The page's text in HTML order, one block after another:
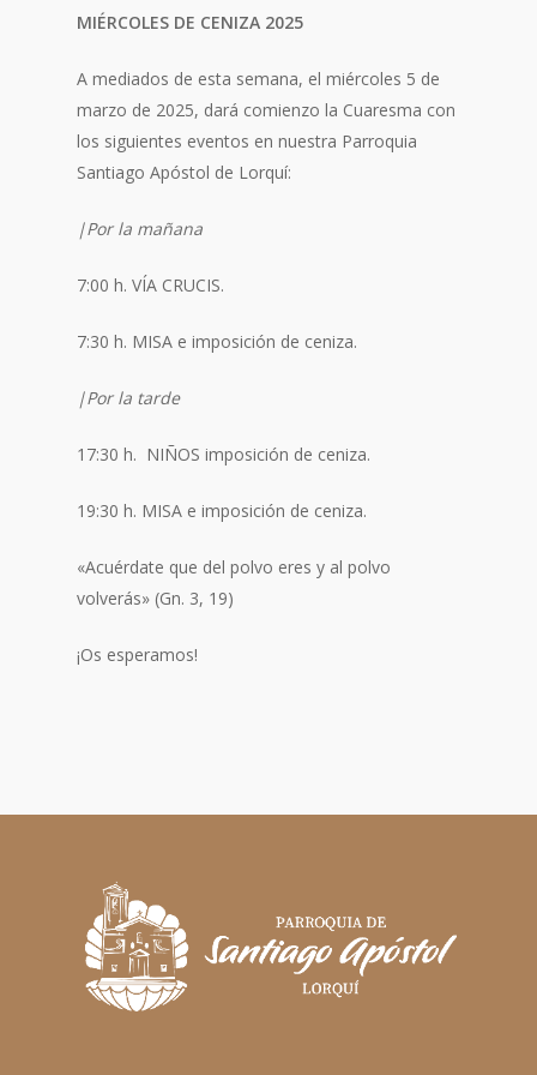
MIÉRCOLES DE CENIZA 2025
A mediados de esta semana, el miércoles 5 de
marzo de 2025, dará comienzo la Cuaresma con
los siguientes eventos en nuestra Parroquia
Santiago Apóstol de Lorquí:
|Por la mañana
7:00 h. VÍA CRUCIS.
7:30 h. MISA e imposición de ceniza.
|Por la tarde
17:30 h. NIÑOS imposición de ceniza.
19:30 h. MISA e imposición de ceniza.
«Acuérdate que del polvo eres y al polvo
volverás» (Gn. 3, 19)
¡Os esperamos!